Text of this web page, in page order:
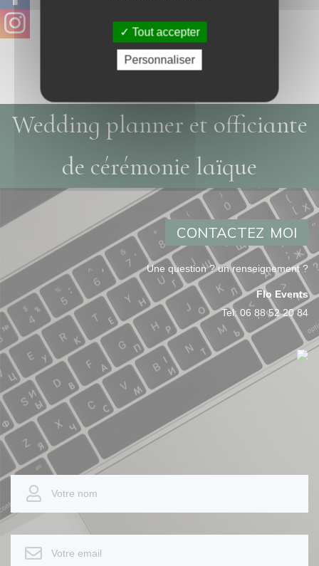
Coffre laiton : porte
Rondin de bois : porte
Wedding planner et officiante
de cérémonie laïque
CONTACTEZ MOI
Une question ? un renseignement ?
Flo Events
Tel: 06 88 52 20 84
Tout accepter
Personnaliser